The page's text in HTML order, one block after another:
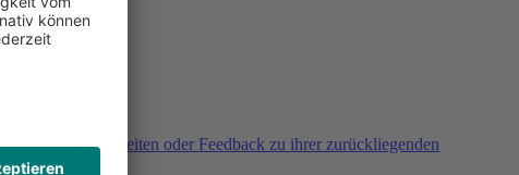
Fragen, Unklarheiten oder Feedback zu ihrer zurückliegenden